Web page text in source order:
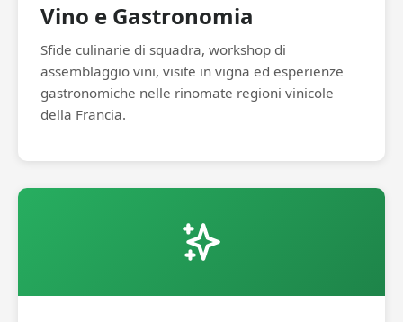
Vino e Gastronomia
Sfide culinarie di squadra, workshop di
assemblaggio vini, visite in vigna ed esperienze
gastronomiche nelle rinomate regioni vinicole
della Francia.